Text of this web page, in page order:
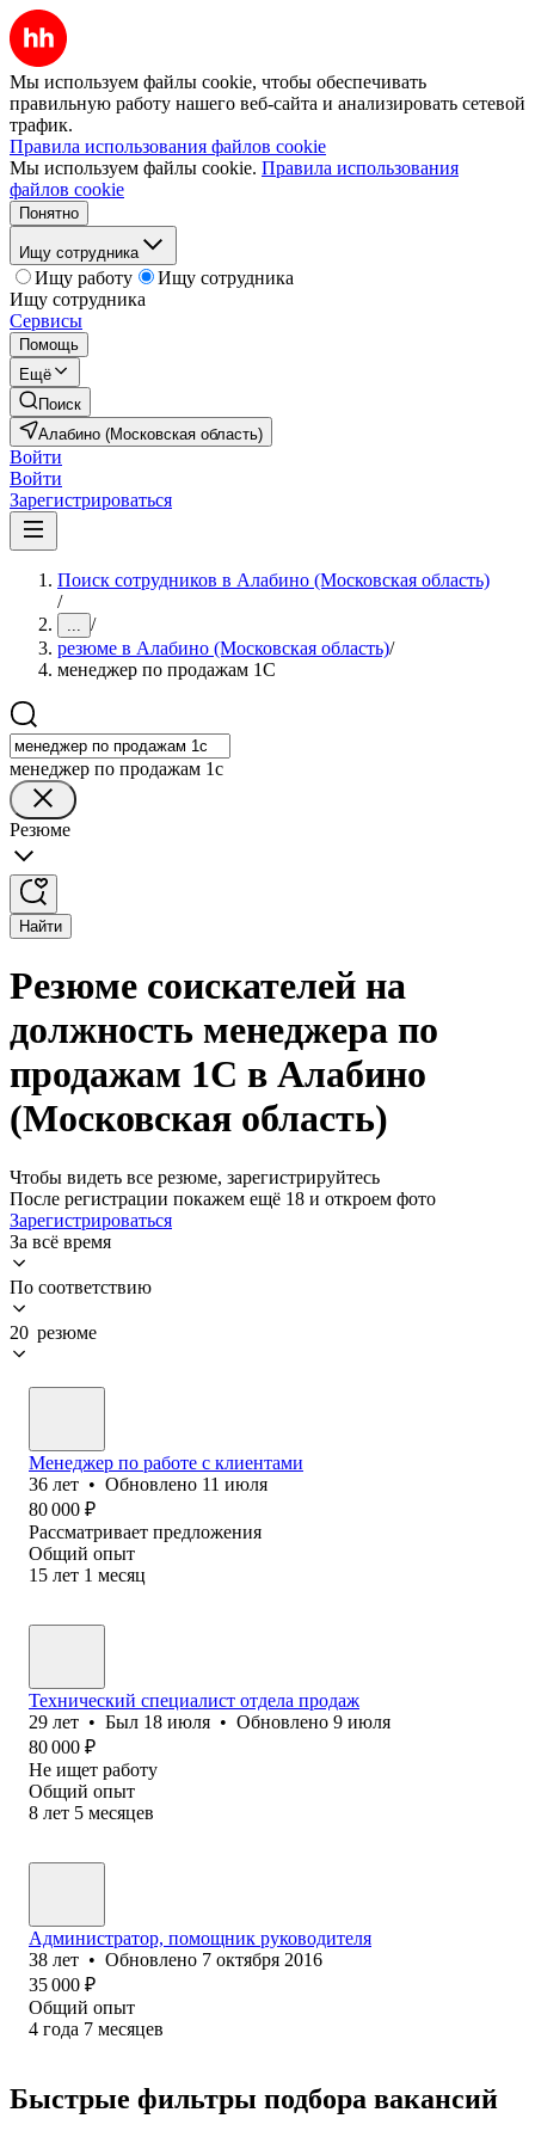
Мы используем файлы cookie, чтобы обеспечивать
правильную работу нашего веб-сайта и анализировать сетевой
трафик.
Правила использования файлов cookie
Мы используем файлы cookie. Правила использования
файлов cookie
Понятно
Ищу сотрудника
Ищу работу
Ищу сотрудника
Ищу сотрудника
Сервисы
Помощь
Ещё
Поиск
Алабино (Московская область)
Войти
Войти
Зарегистрироваться
Поиск сотрудников в Алабино (Московская область)
/
... /
резюме в Алабино (Московская область)/
менеджер по продажам 1С
менеджер по продажам 1с
Резюме
Найти
Резюме соискателей на
должность менеджера по
продажам 1С в Алабино
(Московская область)
Чтобы видеть все резюме, зарегистрируйтесь
После регистрации покажем ещё 18 и откроем фото
Зарегистрироваться
За всё время
По соответствию
20 резюме
Менеджер по работе с клиентами
36 лет • Обновлено 11 июля
80 000 ₽
Рассматривает предложения
Общий опыт
15 лет 1 месяц
Технический специалист отдела продаж
29 лет • Был 18 июля • Обновлено 9 июля
80 000 ₽
Не ищет работу
Общий опыт
8 лет 5 месяцев
Администратор, помощник руководителя
38 лет • Обновлено 7 октября 2016
35 000 ₽
Общий опыт
4 года 7 месяцев
Быстрые фильтры подбора вакансий